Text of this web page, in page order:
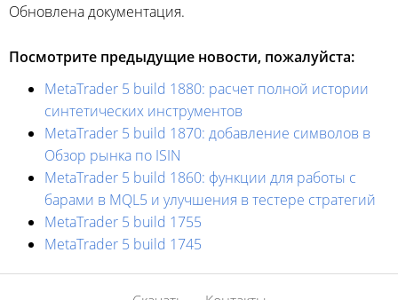
Обновлена документация.
Посмотрите предыдущие новости, пожалуйста:
MetaTrader 5 build 1880: расчет полной истории
синтетических инструментов
MetaTrader 5 build 1870: добавление символов в
Обзор рынка по ISIN
MetaTrader 5 build 1860: функции для работы с
барами в MQL5 и улучшения в тестере стратегий
MetaTrader 5 build 1755
MetaTrader 5 build 1745